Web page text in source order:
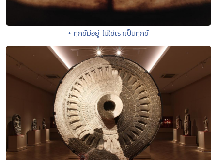
• ทุกข์มีอยู่ ไม่ใช่เราเป็นทุกข์